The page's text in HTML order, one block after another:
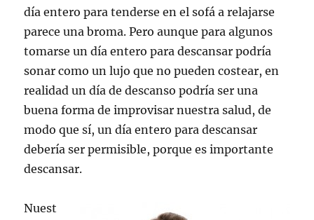
día entero para tenderse en el sofá a relajarse
parece una broma. Pero aunque para algunos
tomarse un día entero para descansar podría
sonar como un lujo que no pueden costear, en
realidad un día de descanso podría ser una
buena forma de improvisar nuestra salud, de
modo que sí, un día entero para descansar
debería ser permisible, porque es importante
descansar.
Nuest